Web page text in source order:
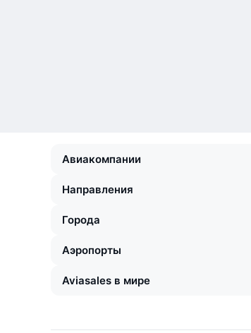
Авиакомпании
Направления
Города
Аэропорты
Aviasales в мире